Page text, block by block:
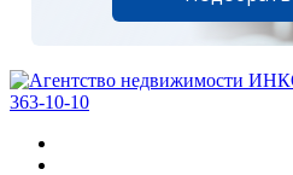
363-10-10